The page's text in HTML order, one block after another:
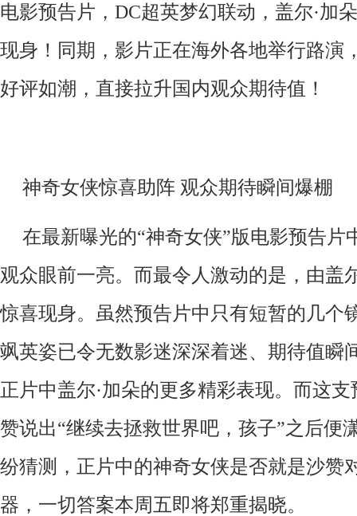
电影预告片，DC超英梦幻联动，盖尔·加
现身！同期，影片正在海外各地举行路演
好评如潮，直接拉升国内观众期待值！
神奇女侠惊喜助阵 观众期待瞬间爆棚
在最新曝光的“神奇女侠”版电影预告片
观众眼前一亮。而最令人激动的是，由盖
惊喜现身。虽然预告片中只有短暂的几个
飒英姿已令无数影迷深深着迷、期待值瞬
正片中盖尔·加朵的更多精彩表现。而这
赞说出“继续去拯救世界吧，孩子”之后便
纷猜测，正片中的神奇女侠是否就是沙赞
器，一切答案本周五即将郑重揭晓。